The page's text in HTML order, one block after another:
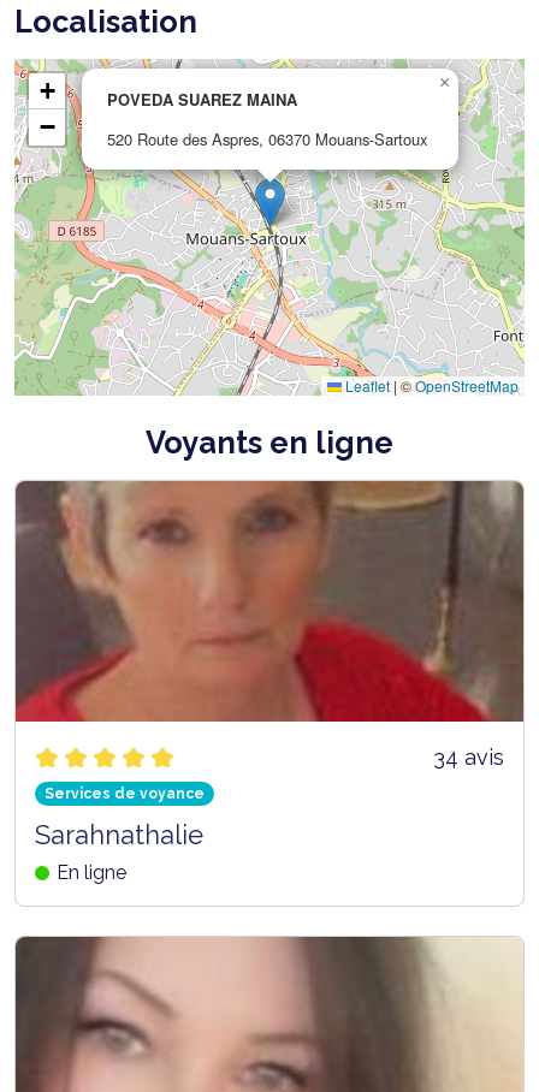
Localisation
POVEDA SUAREZ MAINA
520 Route des Aspres, 06370 Mouans-Sartoux
×
+
−
Leaflet|©OpenStreetMap
Voyants en ligne
34 avis
Services de voyance
Sarahnathalie
En ligne